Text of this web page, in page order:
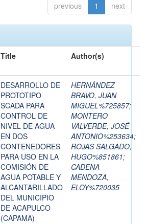
previous 1 next
Title Author(s)
DESARROLLO DE
PROTOTIPO
SCADA PARA
CONTROL DE
NIVEL DE AGUA
EN DOS
CONTENEDORES
PARA USO EN LA
COMISIÓN DE
AGUA POTABLE Y
ALCANTARILLADO
DEL MUNICIPIO
DE ACAPULCO
(CAPAMA)
HERNÁNDEZ
BRAVO, JUAN
MIGUEL%725857;
MONTERO
VALVERDE, JOSÉ
ANTONIO%253634;
ROJAS SALGADO,
HUGO%851861;
CADENA
MENDOZA,
ELOY%720035